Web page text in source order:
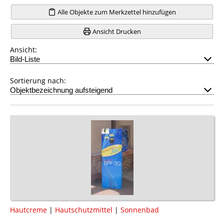
Alle Objekte zum Merkzettel hinzufügen
Ansicht Drucken
Ansicht:
Sortierung nach:
Hautcreme | Hautschutzmittel | Sonnenbad